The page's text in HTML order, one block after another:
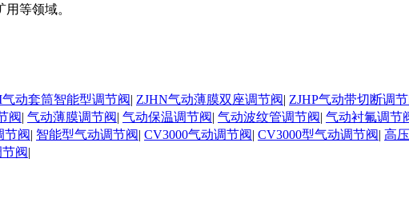
等领域。
气动套筒智能型调节阀| ZJHN气动薄膜双座调节阀| ZJHP气动带切断调
阀| 气动薄膜调节阀| 气动保温调节阀| 气动波纹管调节阀| 气动衬氟调节
节阀| 智能型气动调节阀| CV3000气动调节阀| CV3000型气动调节阀| 高
阀|